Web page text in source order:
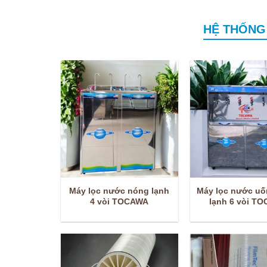
HỆ
Máy lọc nước nóng lạnh
4 vòi TOCAWA
Máy lọc nước
lạnh 6 vòi